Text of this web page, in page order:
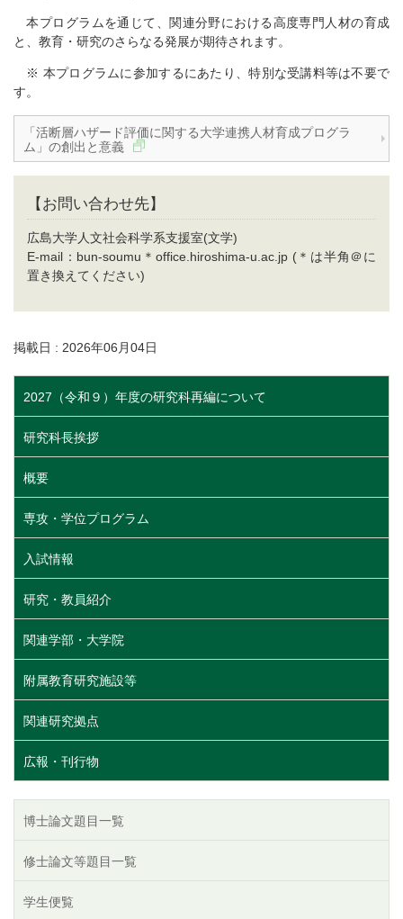
本プログラムを通じて、関連分野における高度専門人材の育成
と、教育・研究のさらなる発展が期待されます。
※ 本プログラムに参加するにあたり、特別な受講料等は不要で
す。
「活断層ハザード評価に関する大学連携人材育成プログラ
ム」の創出と意義
【お問い合わせ先】
広島大学人文社会科学系支援室(文学)
E-mail：bun-soumu＊office.hiroshima-u.ac.jp (＊は半角＠に
置き換えてください)
掲載日 : 2026年06月04日
2027（令和９）年度の研究科再編について
研究科長挨拶
概要
専攻・学位プログラム
入試情報
研究・教員紹介
関連学部・大学院
附属教育研究施設等
関連研究拠点
広報・刊行物
博士論文題目一覧
修士論文等題目一覧
学生便覧